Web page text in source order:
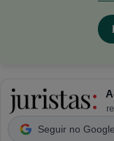
Seguir no Google